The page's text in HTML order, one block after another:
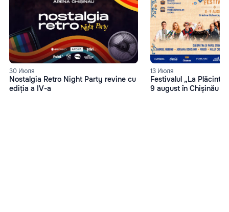
30 Июля
Nostalgia Retro Night Party revine cu
ediția a IV-a
13 Июля
Festivalul „La
9 august în Chișinău